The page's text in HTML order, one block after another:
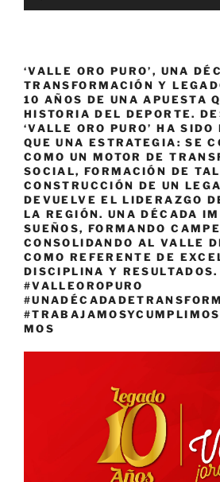
‘VALLE ORO PURO’, UNA
TRANSFORMACIÓN Y
10 AÑOS DE UNA APUESTA
HISTORIA DEL DEPORTE.
‘VALLE ORO PURO’ HA SIDO
QUE UNA ESTRATEGIA: SE
COMO UN MOTOR DE
SOCIAL, FORMACIÓN DE
CONSTRUCCIÓN DE UN
DEVUELVE EL LIDERAZGO
LA REGIÓN. UNA DÉCADA
SUEÑOS, FORMANDO
CONSOLIDANDO AL VALLE
COMO REFERENTE DE
DISCIPLINA Y RESULTADOS.
#VALLEOROPURO
MOS